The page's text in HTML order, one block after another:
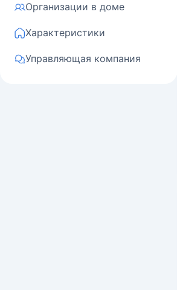
Организации в доме
Характеристики
Управляющая компания